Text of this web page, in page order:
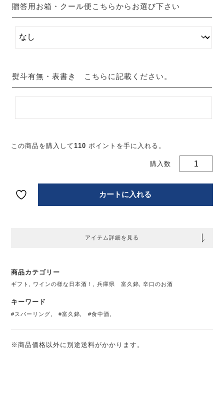
贈答用お箱・クール便こちらからお選び下さい
熨斗有無・表書き こちらに記載ください。
この商品を購入して 110 ポイントを手に入れる。
パ
ク
カートに入れる
アイテム詳細を見る
商品カテゴリー
ギフト ワインの様な日本酒！ ,兵庫県 富久錦 ,辛口のお酒
キーワード
#スパーリング ,#富久錦 ,#食中酒
※商品価格以外に別途送料がかかります。